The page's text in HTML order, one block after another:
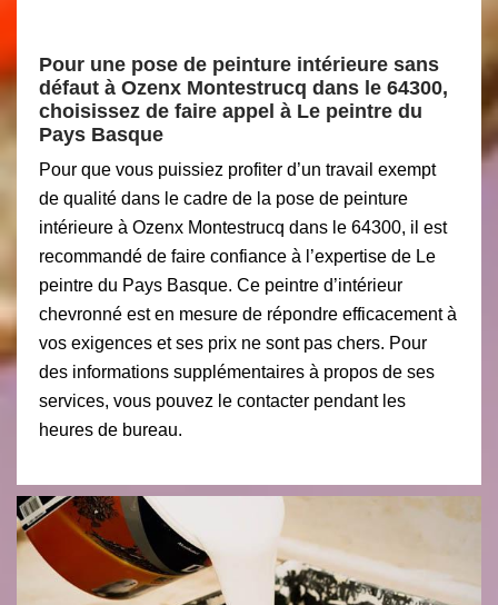
Pour une pose de peinture intérieure sans
défaut à Ozenx Montestrucq dans le 64300,
choisissez de faire appel à Le peintre du
Pays Basque
Pour que vous puissiez profiter d’un travail exempt
de qualité dans le cadre de la pose de peinture
intérieure à Ozenx Montestrucq dans le 64300, il est
recommandé de faire confiance à l’expertise de Le
peintre du Pays Basque. Ce peintre d’intérieur
chevronné est en mesure de répondre efficacement à
vos exigences et ses prix ne sont pas chers. Pour
des informations supplémentaires à propos de ses
services, vous pouvez le contacter pendant les
heures de bureau.